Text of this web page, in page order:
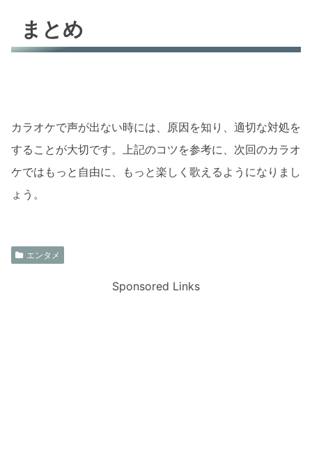
まとめ
カラオケで声が出ない時には、原因を知り、適切な対処を
することが大切です。上記のコツを参考に、次回のカラオ
ケではもっと自由に、もっと楽しく歌えるようになりまし
ょう。
エンタメ
Sponsored Links